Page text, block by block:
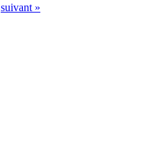
suivant »